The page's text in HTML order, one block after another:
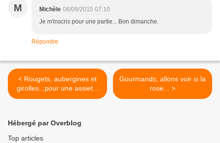
M Michèle 06/09/2015 07:10
Je m'inscris pour une partie... Bon dimanche.
Répondre
< Rougets, aubergines et
girolles...pour une assiette
de fin d'été.
Gourmands, allons voir si la
rose... >
Hébergé par Overblog
Top articles